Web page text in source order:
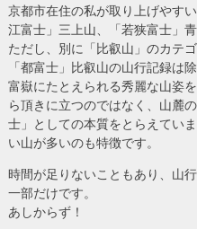
京都市在住の私が取り上げやす
江富士」三上山、「若狭富士」青
ただし、別に「比叡山」のカテ
「都富士」比叡山の山行記録は除
富嶽にたとえられる秀麗な山姿
ら頂きに立つのではなく、山麓
士」としての本質をとらえてい
い山が多いのも特徴です。
時間が足りないこともあり、山
一部だけです。
あしからず！